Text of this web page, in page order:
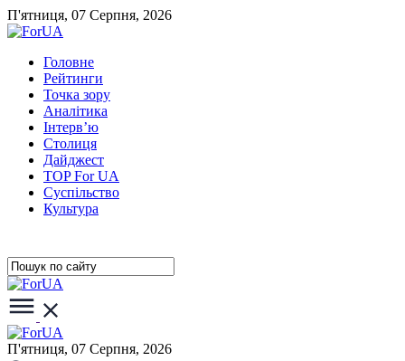
П'ятниця, 07 Серпня, 2026
Головне
Рейтинги
Точка зору
Аналітика
Інтерв’ю
Столиця
Дайджест
TOP For UA
Суспiльство
Культура
П'ятниця, 07 Серпня, 2026